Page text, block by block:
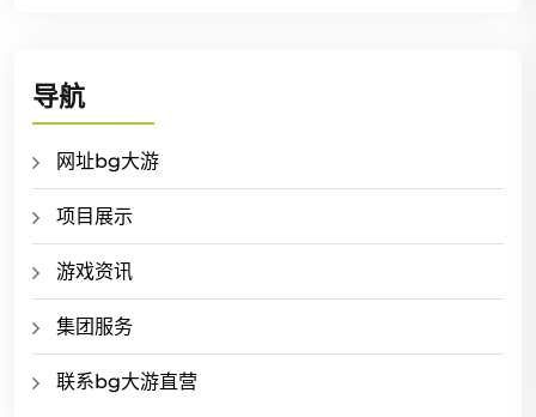
导航
网址bg大游
项目展示
游戏资讯
集团服务
联系bg大游直营